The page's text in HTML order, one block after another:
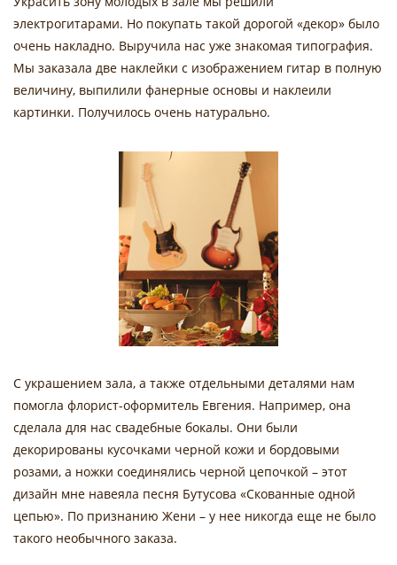
электрогитарами. Но покупать такой дорогой «декор» было
очень накладно. Выручила нас уже знакомая типография.
Мы заказала две наклейки с изображением гитар в полную
величину, выпилили фанерные основы и наклеили
картинки. Получилось очень натурально.
С украшением зала, а также отдельными деталями нам
помогла флорист-оформитель Евгения. Например, она
сделала для нас свадебные бокалы. Они были
декорированы кусочками черной кожи и бордовыми
розами, а ножки соединялись черной цепочкой – этот
дизайн мне навеяла песня Бутусова «Скованные одной
цепью». По признанию Жени – у нее никогда еще не было
такого необычного заказа.